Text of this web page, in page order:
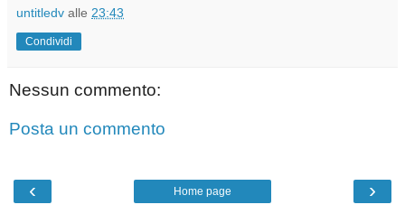
untitledv alle 23:43
Condividi
Nessun commento:
Posta un commento
‹ ›
Home page